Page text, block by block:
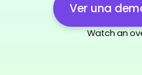
Ver una
Watch an